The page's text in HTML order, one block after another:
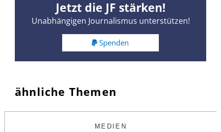
Jetzt die JF stärken!
Unabhängigen Journalismus unterstützen!
Spenden
ähnliche Themen
MEDIEN